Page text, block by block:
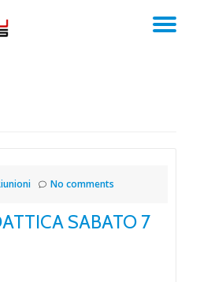
No comments
SABATO 7